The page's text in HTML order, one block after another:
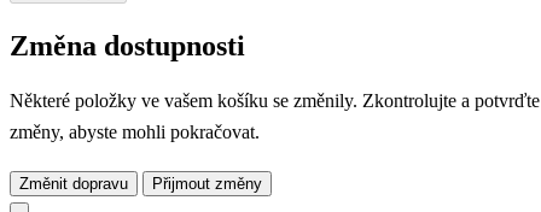
Změna dostupnosti
Některé položky ve vašem košíku se změnily. Zkontrolujte a potvrďte
změny, abyste mohli pokračovat.
Změnit dopravu Přijmout změny